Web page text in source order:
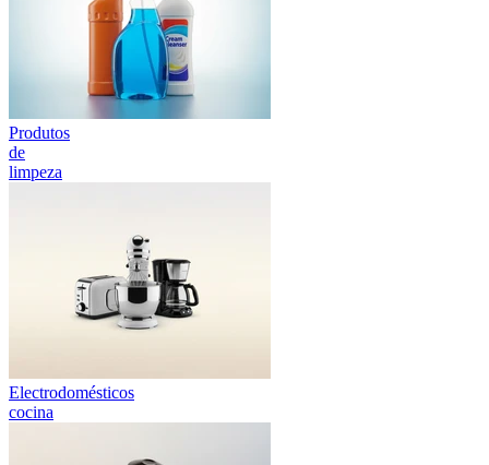
Produtos
de
limpeza
Electrodomésticos
cocina